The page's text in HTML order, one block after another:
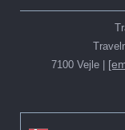
7100 Vejle |